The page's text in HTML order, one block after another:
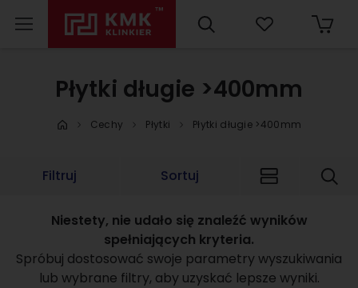
Płytki długie >400mm
Cechy Płytki Płytki długie >400mm
Filtruj Sortuj
Niestety, nie udało się znaleźć wyników
spełniających kryteria.
Spróbuj dostosować swoje parametry wyszukiwania
lub wybrane filtry, aby uzyskać lepsze wyniki.